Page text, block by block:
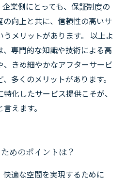
業側にとっても、保証制度の
向上と共に、信頼性の高いサ
メリットがあります。 以上よ
、専門的な知識や技術による高
きめ細やかなアフターサービ
多くのメリットがあります。
化したサービス提供こそが、
えます。
めのポイントは？
快適な空間を実現するために